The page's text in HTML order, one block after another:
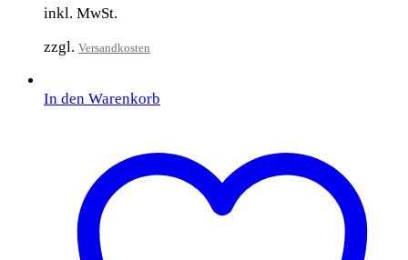
inkl. MwSt.
zzgl. Versandkosten
In den Warenkorb